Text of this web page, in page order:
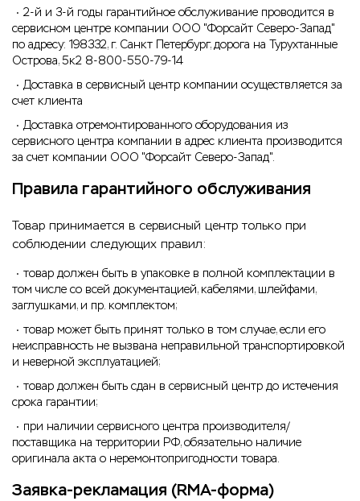
2-й и 3-й годы гарантийное обслуживание проводится в
сервисном центре компании ООО "Форсайт Северо-Запад"
по адресу: 198332, г. Санкт Петербург, дорога на Турухтанные
Острова, 5к2 8-800-550-79-14
Доставка в сервисный центр компании осуществляется за
счет клиента
Доставка отремонтированного оборудования из
сервисного центра компании в адрес клиента производится
за счет компании ООО "Форсайт Северо-Запад".
Правила гарантийного обслуживания
Товар принимается в сервисный центр только при
соблюдении следующих правил:
товар должен быть в упаковке в полной комплектации в
том числе со всей документацией, кабелями, шлейфами,
заглушками, и пр. комплектом;
товар может быть принят только в том случае, если его
неисправность не вызвана неправильной транспортировкой
и неверной эксплуатацией;
товар должен быть сдан в сервисный центр до истечения
срока гарантии;
при наличии сервисного центра производителя/
поставщика на территории РФ, обязательно наличие
оригинала акта о неремонтопригодности товара.
Заявка-рекламация (RMA-форма)